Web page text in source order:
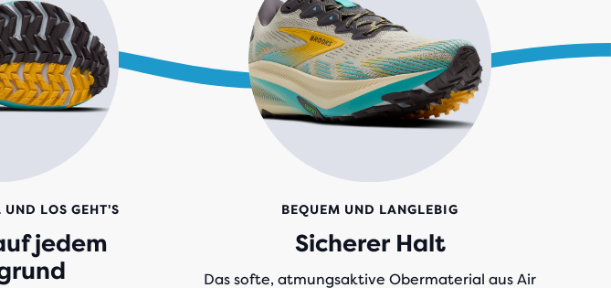
LOS GEHT'S
jedem
BEQUEM UND LANGLEBIG
Sicherer Halt
Das softe, atmungsaktive Obermaterial aus Air